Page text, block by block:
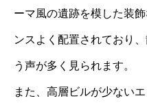
ーマ風の遺跡を模した装
ンスよく配置されており
う声が多く見られます。
また、高層ビルが少ない